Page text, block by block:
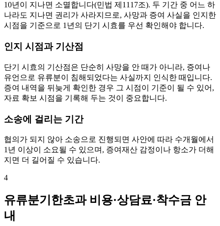
10년이 지나면 소멸합니다(민법 제1117조). 두 기간 중 어느 하
나라도 지나면 권리가 사라지므로, 사망과 증여 사실을 인지한
시점을 기준으로 1년의 단기 시효를 우선 확인해야 합니다.
인지 시점과 기산점
단기 시효의 기산점은 단순히 사망을 안 때가 아니라, 증여나
유언으로 유류분이 침해되었다는 사실까지 인식한 때입니다.
증여 내역을 뒤늦게 확인한 경우 그 시점이 기준이 될 수 있어,
자료 확보 시점을 기록해 두는 것이 중요합니다.
소송에 걸리는 기간
협의가 되지 않아 소송으로 진행되면 사안에 따라 수개월에서
1년 이상이 소요될 수 있으며, 증여재산 감정이나 항소가 더해
지면 더 길어질 수 있습니다.
4
유류분기한초과 비용·상담료·착수금 안
내